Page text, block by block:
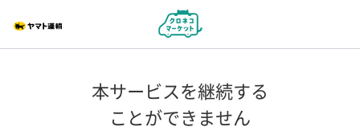
本サービスを継続する
ことができません